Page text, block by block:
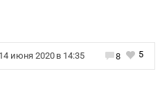
14 июня 2020 в 14:35 8 5